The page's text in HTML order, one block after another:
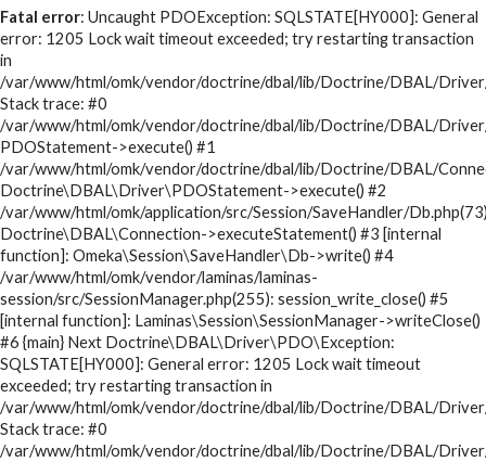
Fatal error: Uncaught PDOException: SQLSTATE[HY000]: General
error: 1205 Lock wait timeout exceeded; try restarting transaction
in
/var/www/html/omk/vendor/doctrine/dbal/lib/Doctrine/DBAL/
Stack trace: #0
/var/www/html/omk/vendor/doctrine/dbal/lib/Doctrine/DBAL/
PDOStatement->execute() #1
/var/www/html/omk/vendor/doctrine/dbal/lib/Doctrine/DBAL/
Doctrine\DBAL\Driver\PDOStatement->execute() #2
/var/www/html/omk/application/src/Session/SaveHandler/
Doctrine\DBAL\Connection->executeStatement() #3 [internal
function]: Omeka\Session\SaveHandler\Db->write() #4
/var/www/html/omk/vendor/laminas/laminas-
session/src/SessionManager.php(255): session_write_close() #5
[internal function]: Laminas\Session\SessionManager->writeClose()
#6 {main} Next Doctrine\DBAL\Driver\PDO\Exception:
SQLSTATE[HY000]: General error: 1205 Lock wait timeout
exceeded; try restarting transaction in
/var/www/html/omk/vendor/doctrine/dbal/lib/Doctrine/DBAL/
Stack trace: #0
/var/www/html/omk/vendor/doctrine/dbal/lib/Doctrine/DBAL/